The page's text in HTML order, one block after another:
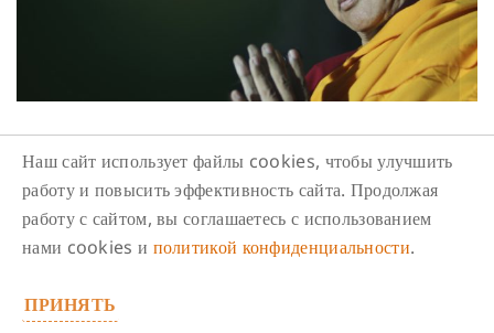
Аналитические медитации
22 июня, 2019
Диана
Ламрим ,Медитация, На каждый день ,Продолжающим
изучение
Наш сайт использует файлы cookies, чтобы улучшить
работу и повысить эффективность сайта. Продолжая
работу с сайтом, вы соглашаетесь с использованием
нами cookies и политикой конфиденциальности.
ПРИНЯТЬ